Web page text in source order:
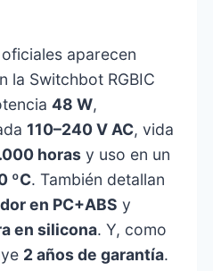
aparecen
la Switchbot RGBIC
48 W,
110–240 V AC, vida
horas y uso en un
ºC. También detallan
en PC+ABS y
en silicona. Y, como
2 años de garantía.